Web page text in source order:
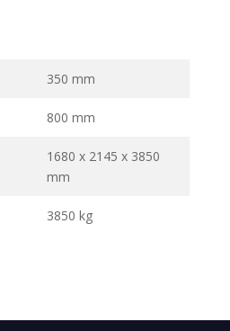
350 mm
800 mm
1680 x 2145 x 3850
mm
3850 kg